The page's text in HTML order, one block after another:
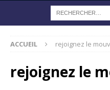
ACCUEIL rejoignez le
rejoignez le